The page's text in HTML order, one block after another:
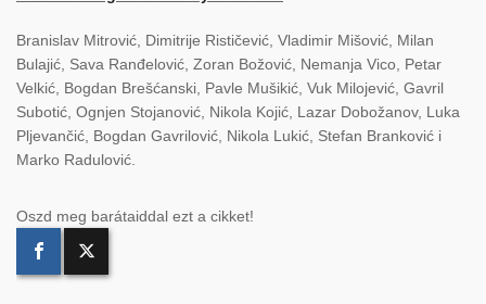
Branislav Mitrović, Dimitrije Rističević, Vladimir Mišović, Milan
Bulajić, Sava Ranđelović, Zoran Božović, Nemanja Vico, Petar
Velkić, Bogdan Brešćanski, Pavle Mušikić, Vuk Milojević, Gavril
Subotić, Ognjen Stojanović, Nikola Kojić, Lazar Dobožanov, Luka
Pljevančić, Bogdan Gavrilović, Nikola Lukić, Stefan Branković i
Marko Radulović.
Oszd meg barátaiddal ezt a cikket!